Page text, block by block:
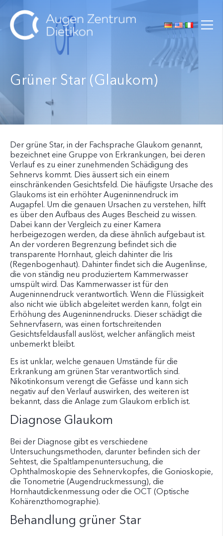
Grüner Star (Glaukom)
Der grüne Star, in der Fachsprache Glaukom genannt,
bezeichnet eine Gruppe von Erkrankungen, bei deren
Verlauf es zu einer zunehmenden Schädigung des
Sehnervs kommt. Dies äussert sich ein einem
einschränkenden Gesichtsfeld. Die häufigste Ursache des
Glaukoms ist ein erhöhter Augeninnendruck im
Augapfel. Um die genauen Ursachen zu verstehen, hilft
es über den Aufbaus des Auges Bescheid zu wissen.
Dabei kann der Vergleich zu einer Kamera
herbeigezogen werden, da diese ähnlich aufgebaut ist.
An der vorderen Begrenzung befindet sich die
transparente Hornhaut, gleich dahinter die Iris
(Regenbogenhaut). Dahinter findet sich die Augenlinse,
die von ständig neu produziertem Kammerwasser
umspült wird. Das Kammerwasser ist für den
Augeninnendruck verantwortlich. Wenn die Flüssigkeit
also nicht wie üblich abgeleitet werden kann, folgt ein
Erhöhung des Augeninnendrucks. Dieser schädigt die
Sehnervfasern, was einen fortschreitenden
Gesichtsfeldausfall auslöst, welcher anfänglich meist
unbemerkt bleibt.
Es ist unklar, welche genauen Umstände für die
Erkrankung am grünen Star verantwortlich sind.
Nikotinkonsum verengt die Gefässe und kann sich
negativ auf den Verlauf auswirken, des weiteren ist
bekannt, dass die Anlage zum Glaukom erblich ist.
Diagnose Glaukom
Bei der Diagnose gibt es verschiedene
Untersuchungsmethoden, darunter befinden sich der
Sehtest, die Spaltlampenuntersuchung, die
Ophthalmoskopie des Sehnervkopfes, die Gonioskopie,
die Tonometrie (Augendruckmessung), die
Hornhautdickenmessung oder die OCT (Optische
Kohärenzthomographie).
Behandlung grüner Star